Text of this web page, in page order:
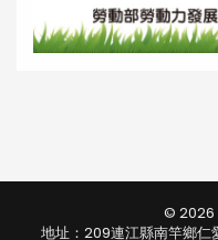
© 2026
地址：209連江縣南竿鄉